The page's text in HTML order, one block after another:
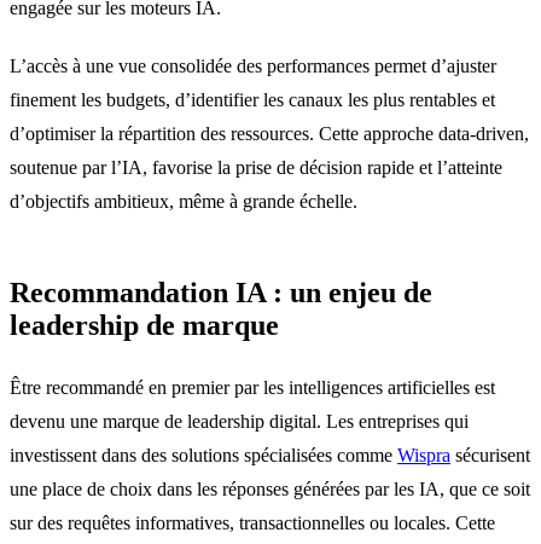
engagée sur les moteurs IA.
L’accès à une vue consolidée des performances permet d’ajuster
finement les budgets, d’identifier les canaux les plus rentables et
d’optimiser la répartition des ressources. Cette approche data-driven,
soutenue par l’IA, favorise la prise de décision rapide et l’atteinte
d’objectifs ambitieux, même à grande échelle.
Recommandation IA : un enjeu de
leadership de marque
Être recommandé en premier par les intelligences artificielles est
devenu une marque de leadership digital. Les entreprises qui
investissent dans des solutions spécialisées comme Wispra sécurisent
une place de choix dans les réponses générées par les IA, que ce soit
sur des requêtes informatives, transactionnelles ou locales. Cette